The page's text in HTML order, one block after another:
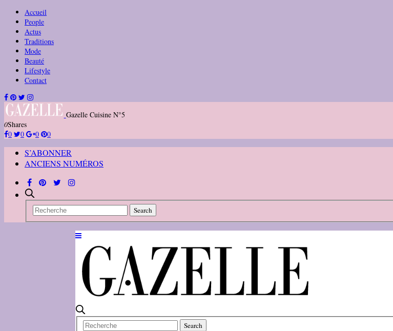
Accueil
People
Actus
Traditions
Mode
Beauté
Lifestyle
Contact
Gazelle Cuisine N°5
0Shares
0
0 0 0
S’ABONNER
ANCIENS NUMÉROS